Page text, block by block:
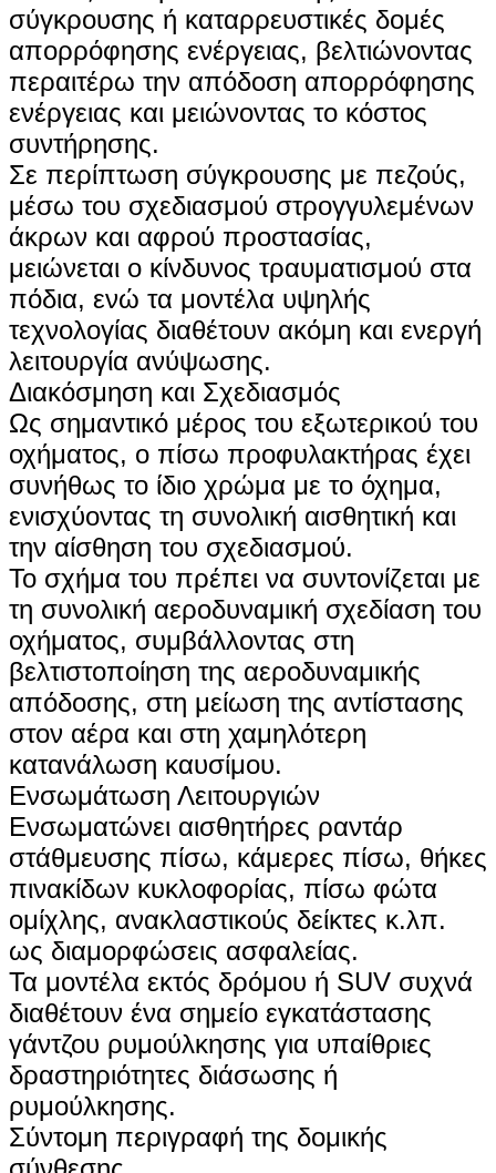
σύγκρουσης ή καταρρευστικές δομές
απορρόφησης ενέργειας, βελτιώνοντας
περαιτέρω την απόδοση απορρόφησης
ενέργειας και μειώνοντας το κόστος
συντήρησης.
Σε περίπτωση σύγκρουσης με πεζούς,
μέσω του σχεδιασμού στρογγυλεμένων
άκρων και αφρού προστασίας,
μειώνεται ο κίνδυνος τραυματισμού στα
πόδια, ενώ τα μοντέλα υψηλής
τεχνολογίας διαθέτουν ακόμη και ενεργή
λειτουργία ανύψωσης.
Διακόσμηση και Σχεδιασμός
Ως σημαντικό μέρος του εξωτερικού του
οχήματος, ο πίσω προφυλακτήρας έχει
συνήθως το ίδιο χρώμα με το όχημα,
ενισχύοντας τη συνολική αισθητική και
την αίσθηση του σχεδιασμού.
Το σχήμα του πρέπει να συντονίζεται με
τη συνολική αεροδυναμική σχεδίαση του
οχήματος, συμβάλλοντας στη
βελτιστοποίηση της αεροδυναμικής
απόδοσης, στη μείωση της αντίστασης
στον αέρα και στη χαμηλότερη
κατανάλωση καυσίμου.
Ενσωμάτωση Λειτουργιών
Ενσωματώνει αισθητήρες ραντάρ
στάθμευσης πίσω, κάμερες πίσω, θήκες
πινακίδων κυκλοφορίας, πίσω φώτα
ομίχλης, ανακλαστικούς δείκτες κ.λπ.
ως διαμορφώσεις ασφαλείας.
Τα μοντέλα εκτός δρόμου ή SUV συχνά
διαθέτουν ένα σημείο εγκατάστασης
γάντζου ρυμούλκησης για υπαίθριες
δραστηριότητες διάσωσης ή
ρυμούλκησης.
Σύντομη περιγραφή της δομικής